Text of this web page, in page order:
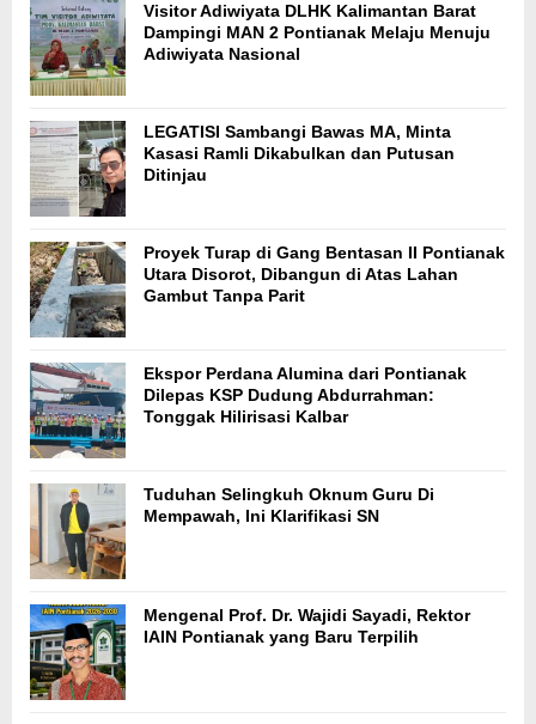
Visitor Adiwiyata DLHK Kalimantan Barat
Dampingi MAN 2 Pontianak Melaju Menuju
Adiwiyata Nasional
LEGATISI Sambangi Bawas MA, Minta
Kasasi Ramli Dikabulkan dan Putusan
Ditinjau
Proyek Turap di Gang Bentasan II Pontianak
Utara Disorot, Dibangun di Atas Lahan
Gambut Tanpa Parit
Ekspor Perdana Alumina dari Pontianak
Dilepas KSP Dudung Abdurrahman:
Tonggak Hilirisasi Kalbar
Tuduhan Selingkuh Oknum Guru Di
Mempawah, Ini Klarifikasi SN
Mengenal Prof. Dr. Wajidi Sayadi, Rektor
IAIN Pontianak yang Baru Terpilih